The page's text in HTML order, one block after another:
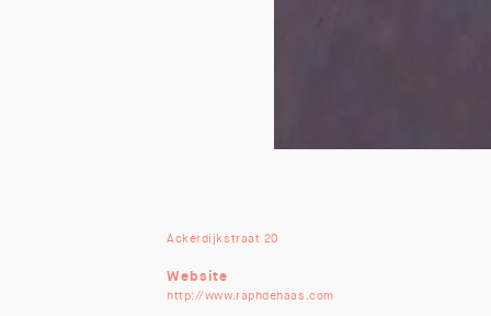
Ackerdijkstraat 20
Website
http://www.raphdehaas.com